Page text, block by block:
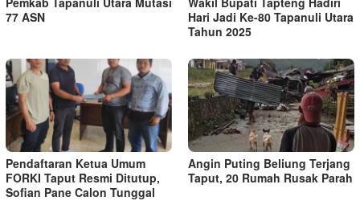
77 ASN
Hari Jadi Ke-80 Tapanuli Utara
Tahun 2025
Pendaftaran Ketua Umum
FORKI Taput Resmi Ditutup,
Sofian Pane Calon Tunggal
Angin Puting Beliung Terjang
Taput, 20 Rumah Rusak Parah